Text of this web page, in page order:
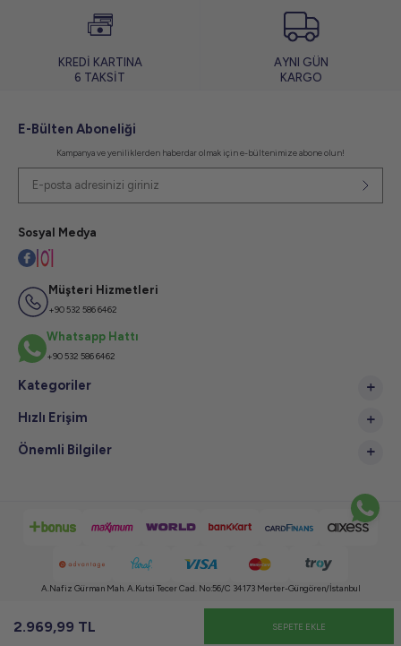
2.969,99 TL SEPETE EKLE
KREDİ KARTINA
6 TAKSİT
AYNI GÜN
KARGO
E-Bülten Aboneliği
Kampanya ve yeniliklerden haberdar olmak için e-bültenimize abone olun!
Sosyal Medya
Müşteri Hizmetleri
+90 532 586 6462
Whatsapp Hattı
+90 532 586 6462
Kategoriler
Hızlı Erişim
Önemli Bilgiler
A.Nafiz Gürman Mah. A.Kutsi Tecer Cad. No:56/C 34173 Merter-Güngören/İstanbul